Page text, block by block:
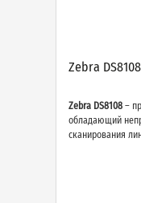
Zebra DS8108
Zebra DS8108 –
обладающий
сканирования